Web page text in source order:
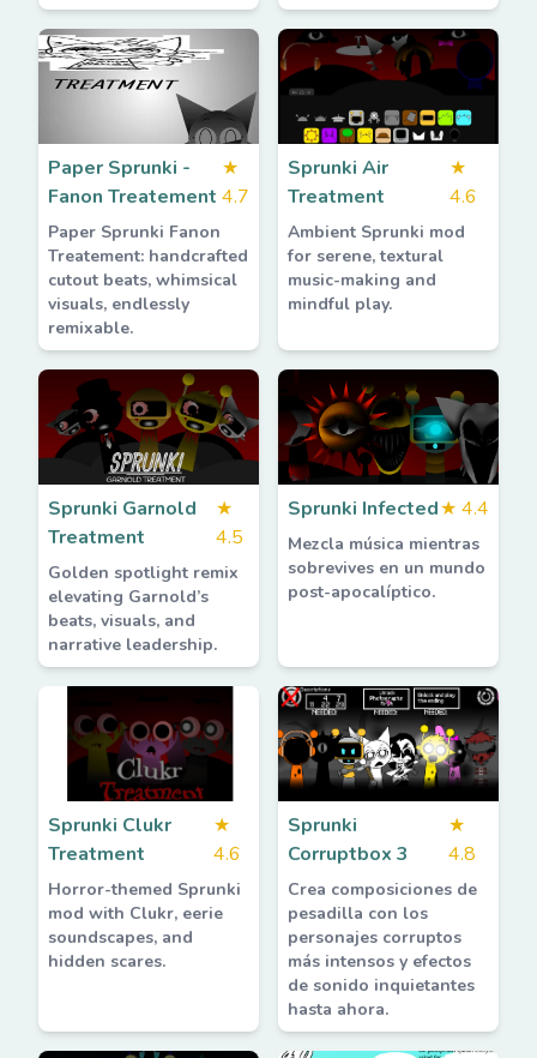
Paper Sprunki -
Fanon Treatement
★
4.7
Paper Sprunki Fanon
Treatement: handcrafted
cutout beats, whimsical
visuals, endlessly
remixable.
Sprunki Air
Treatment
★
4.6
Ambient Sprunki mod
for serene, textural
music-making and
mindful play.
Sprunki Garnold
Treatment
★
4.5
Golden spotlight remix
elevating Garnold’s
beats, visuals, and
narrative leadership.
Sprunki Infected★ 4.4
Mezcla música mientras
sobrevives en un mundo
post-apocalíptico.
Sprunki Clukr
Treatment
★
4.6
Horror-themed Sprunki
mod with Clukr, eerie
soundscapes, and
hidden scares.
Sprunki
Corruptbox 3
★
4.8
Crea composiciones de
pesadilla con los
personajes corruptos
más intensos y efectos
de sonido inquietantes
hasta ahora.